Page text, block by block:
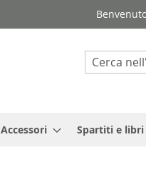
Search
Accessori Spartiti e libri